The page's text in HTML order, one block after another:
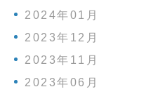
2024年01月
2023年12月
2023年11月
2023年06月